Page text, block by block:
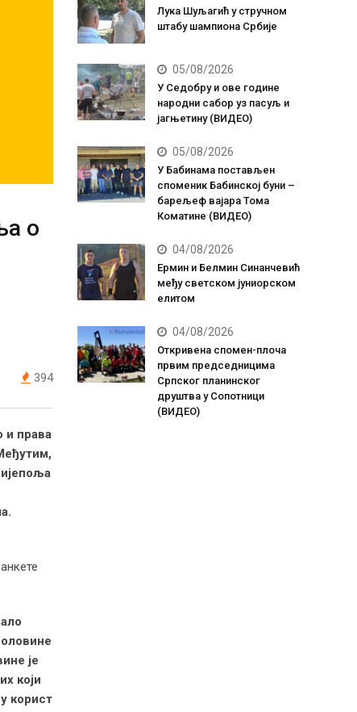
о
394
и права
је
који
у корист
Лука Шуљагић у стручном
штабу шампиона Србије
05/08/2026
У Седобру и ове године
народни сабор уз пасуљ и
јагњетину (ВИДЕО)
05/08/2026
У Бабинама постављен
споменик Бабинској буни –
барељеф вајара Тома
Коматине (ВИДЕО)
04/08/2026
Ермин и Белмин Синанчевић
међу светском јуниорском
елитом
04/08/2026
Откривена спомен-плоча
првим председницима
Српског планинског
друштва у Сопотници
(ВИДЕО)